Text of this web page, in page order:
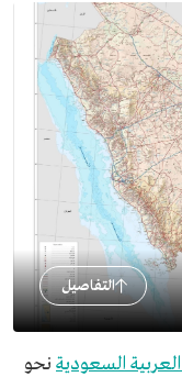
التفاصيل
السعودية نحو